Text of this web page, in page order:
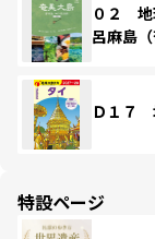
０２
呂麻島
Ｄ１７
特設ページ